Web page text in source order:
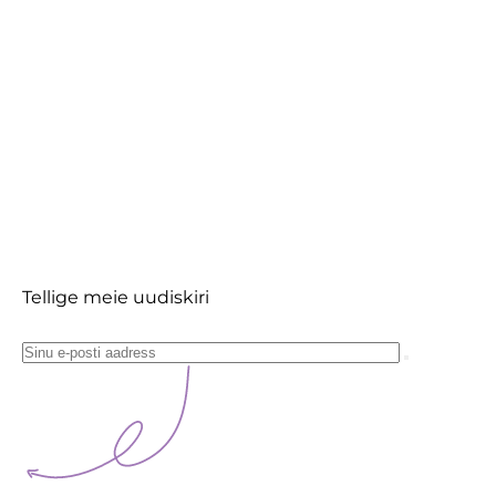
Tellige meie uudiskiri